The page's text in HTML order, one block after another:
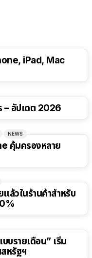
iPad, Mac
– อัปเดต 2026
NEWS
คุ้มครองหลาย
ล้วในร้านค้าสำหรับ
บรายเดือน” เริ่ม
หรัฐฯ